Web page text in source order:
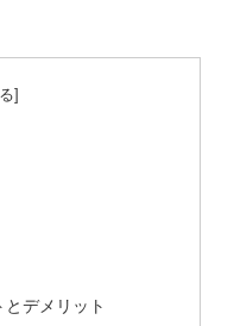
デメリット